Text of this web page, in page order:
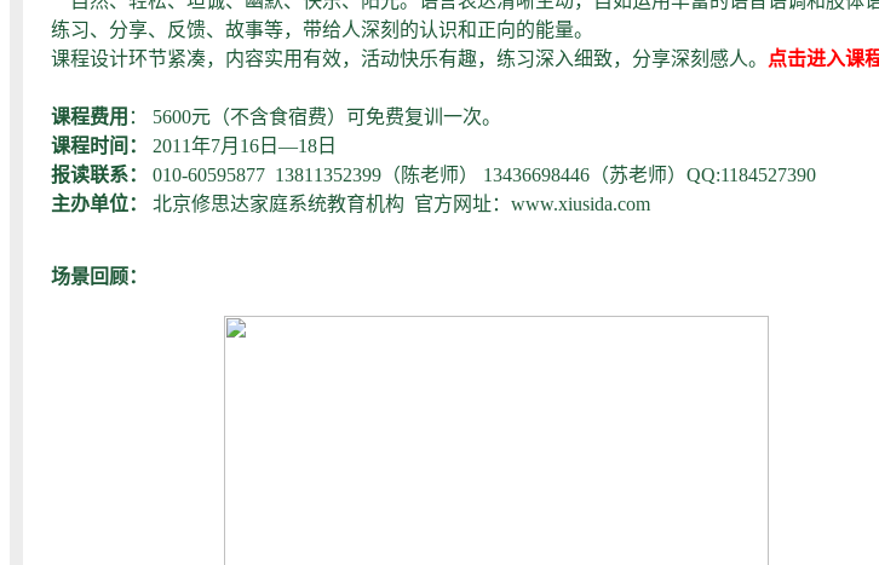
练习、分享、反馈、故事等，带给人深刻的认识和正向的能量。
课程设计环节紧凑，内容实用有效，活动快乐有趣，练习深入细致，分享深刻感人。
点击进入课
课程费用 ： 5600元（不含食宿费）可免费复训一次。
课程时间：
2011年7月16日—18日
报读联系： 010-60595877 13811352399（陈老师） 13436698446（苏老师）QQ:1184527390
主办单位：
北京修思达家庭系统教育机构 官方网址：www.xiusida.com
场景回顾：